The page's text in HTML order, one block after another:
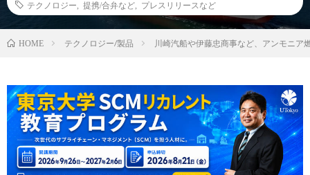
テクノロジー
提携/合弁など プレスリリースなど
HOME テクノロジー/製品 川崎汽船や伊藤忠商事など、アンモニア